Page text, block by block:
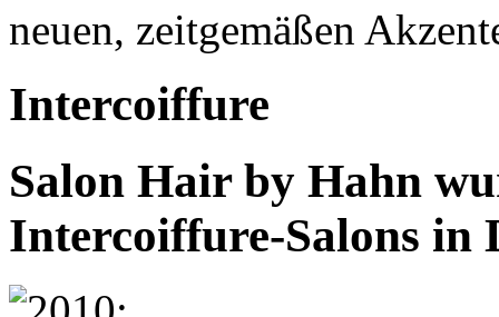
neuen, zeitgemäßen
Intercoiffure
Salon Hair by Hahn
Intercoiffure-Salons in